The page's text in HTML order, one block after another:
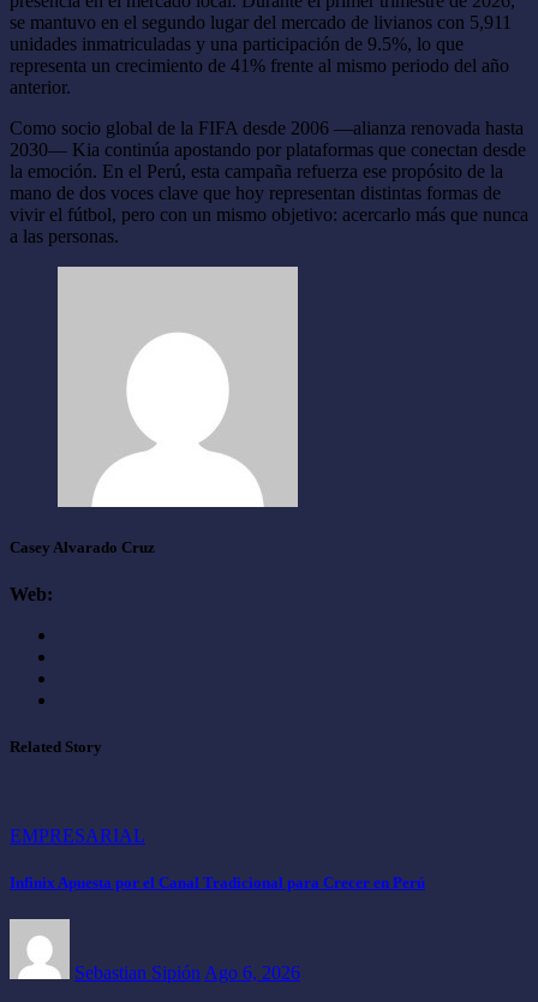
se mantuvo en el segundo lugar del mercado de livianos con 5,911
unidades inmatriculadas y una participación de 9.5%, lo que
representa un crecimiento de 41% frente al mismo periodo del año
anterior.
Como socio global de la FIFA desde 2006 —alianza renovada hasta
2030— Kia continúa apostando por plataformas que conectan desde
la emoción. En el Perú, esta campaña refuerza ese propósito de la
mano de dos voces clave que hoy representan distintas formas de
vivir el fútbol, pero con un mismo objetivo: acercarlo más que nunca
a las personas.
Casey Alvarado Cruz
Web:
Related Story
EMPRESARIAL
Infinix Apuesta por el Canal Tradicional para Crecer en Perú
Sebastian Sipión Ago 6, 2026